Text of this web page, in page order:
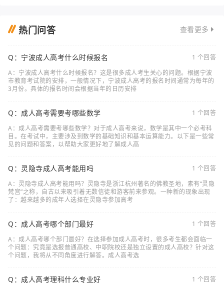
热门问答 查看更多
Q：宁波成人高考什么时候报名
1 个回答
A：宁波成人高考什么时候报名？这是很多成人考生关心的问题。根据宁波
市教育考试院的安排，一般情况下，宁波成人高考的报名时间通常为每年的
3月份。具体的报名时间会根据当年的日历安排
Q：成人高考需要考哪些数学
1 个回答
A：成人高考需要考哪些数学？对于成人高考来说，数学是其中一个必考科
目。在考试中，主要涉及到数学的基础知识和基本运算能力。以下是一些常
见的问题和答案，以帮助大家更好地了解成人高
Q：灵隐寺成人高考能用吗
1 个回答
A：灵隐寺成人高考能用吗？灵隐寺是浙江杭州著名的佛教圣地，素有“灵隐
梵宫”之称，自古以来吸引着无数信徒和游客前来参观。一种新的现象出现
了：越来越多的成年人选择在灵隐寺参加高考
Q：成人高考哪个部门最好
1 个回答
A：成人高考哪个部门最好？在选择参加成人高考时，很多考生都会面临一
个问题：究竟是选报普通高校、中职院校还是独立设置的成人高校？针对这
个问题，我将从不同角度进行解答。成人高考选
Q：成人高考理科什么专业好
1 个回答